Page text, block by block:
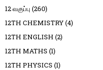
12 வகுப்பு (260)
12TH CHEMISTRY(4)
12TH ENGLISH (2)
12TH MATHS (1)
12TH PHYSICS (1)